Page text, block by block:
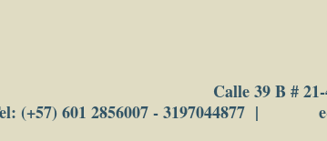
Calle 39 B #
(+57) 601 2856007 - 3197044877 |